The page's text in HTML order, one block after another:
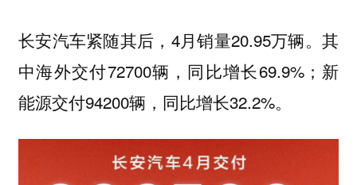
长安汽车紧随其后，4月销量20.95万辆。其
中海外交付72700辆，同比增长69.9%；新
能源交付94200辆，同比增长32.2%。